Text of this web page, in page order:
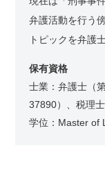
弁護活動を行う
トピックを弁護
保有資格
士業：弁護士（
37890）、税理士
学位：Master of